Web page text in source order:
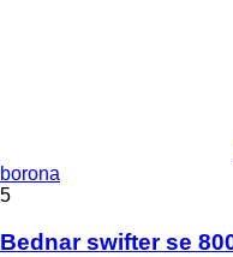
borona
5
Bednar swifter se